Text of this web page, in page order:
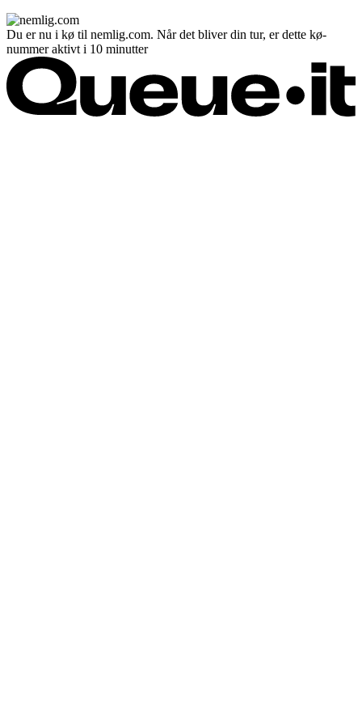
Du er nu i kø til nemlig.com. Når det bliver din tur, er dette kø-
nummer aktivt i 10 minutter